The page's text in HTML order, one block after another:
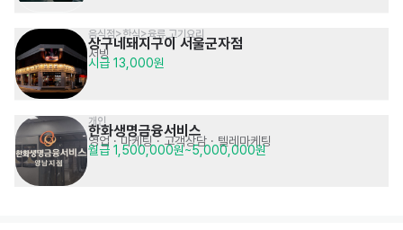
음식점>한식>육류,고기요리
상구네돼지구이 서울군자점
서빙
시급 13,000원
개인
한화생명금융서비스
영업 · 마케팅· 고객상담 · 텔레마케팅
월급 1,500,000원~5,000,000원